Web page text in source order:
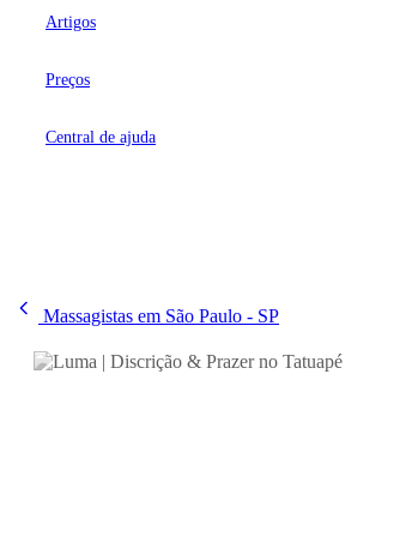
Artigos
Preços
Central de ajuda
Massagistas em São Paulo - SP